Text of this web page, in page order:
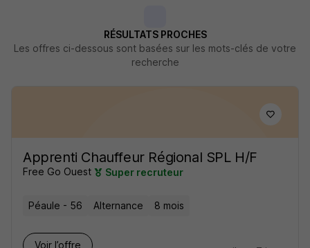
RÉSULTATS PROCHES
Les offres ci-dessous sont basées sur les mots-clés de votre
recherche
Apprenti Chauffeur Régional SPL H/F
Free Go Ouest Super recruteur
Péaule - 56 Alternance 8 mois
Voir l’offre